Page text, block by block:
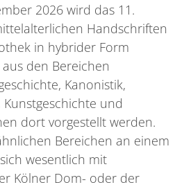
2026 wird das 11.
Handschriften
in hybrider Form
den Bereichen
Kanonistik,
und
dort vorgestellt werden.
Bereichen an einem
wesentlich mit
Kölner Dom- oder der